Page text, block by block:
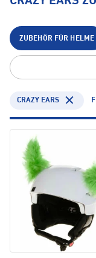
ZUBEHÖR FÜR HELME
CRAZY EARS